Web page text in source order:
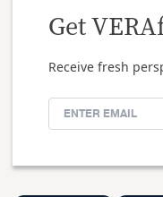
Get
Receive fresh